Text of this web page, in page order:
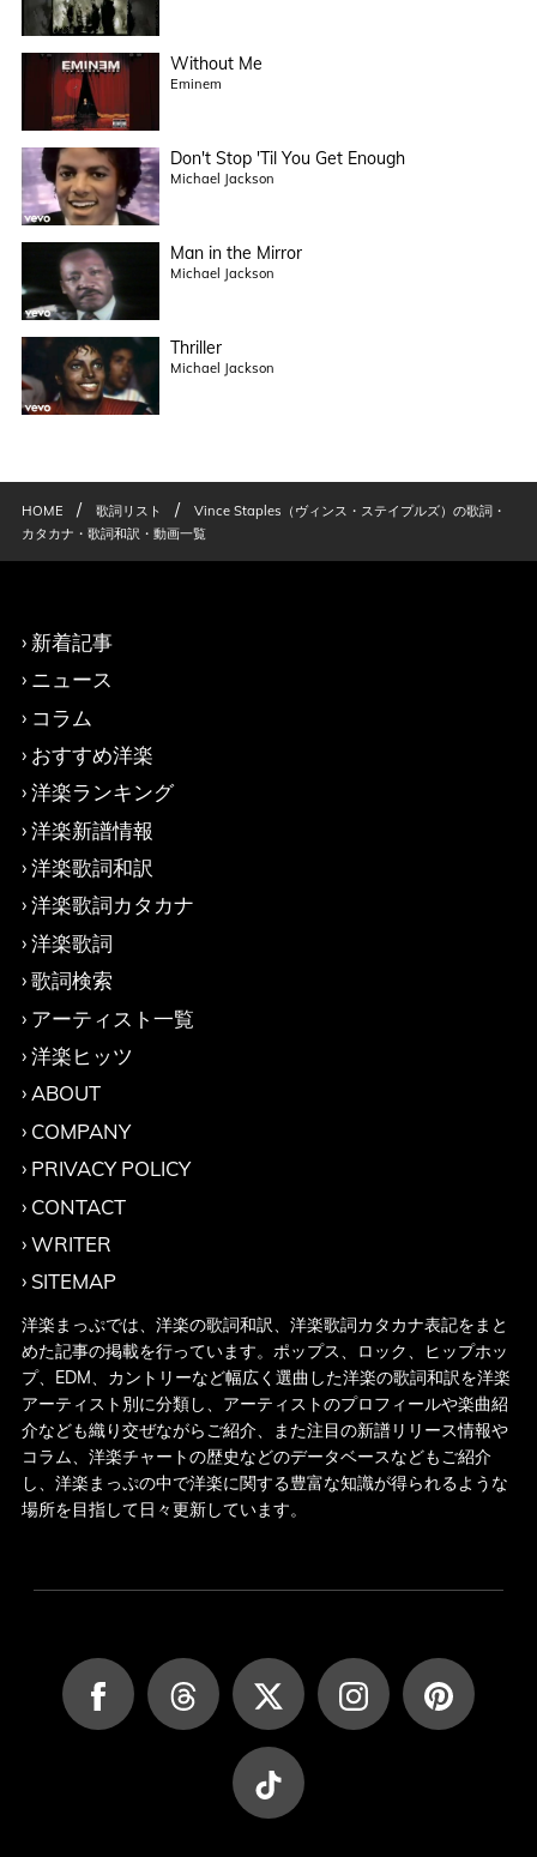
Without Me
Eminem
Don't Stop 'Til You Get Enough
Michael Jackson
Man in the Mirror
Michael Jackson
Thriller
Michael Jackson
HOME / 歌詞リスト /
Vince Staples（ヴィンス・ステイプルズ）の歌詞・
カタカナ・歌詞和訳・動画一覧
新着記事
ニュース
コラム
おすすめ洋楽
洋楽ランキング
洋楽新譜情報
洋楽歌詞和訳
洋楽歌詞カタカナ
洋楽歌詞
歌詞検索
アーティスト一覧
洋楽ヒッツ
ABOUT
COMPANY
PRIVACY POLICY
CONTACT
WRITER
SITEMAP
洋楽まっぷでは、洋楽の歌詞和訳、洋楽歌詞カタカナ表記をまと
めた記事の掲載を行っています。ポップス、ロック、ヒップホッ
プ、EDM、カントリーなど幅広く選曲した洋楽の歌詞和訳を洋楽
アーティスト別に分類し、アーティストのプロフィールや楽曲紹
介なども織り交ぜながらご紹介、また注目の新譜リリース情報や
コラム、洋楽チャートの歴史などのデータベースなどもご紹介
し、洋楽まっぷの中で洋楽に関する豊富な知識が得られるような
場所を目指して日々更新しています。